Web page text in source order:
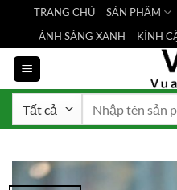
nội
dung
TRANG CHỦ SẢN PHẨM
ÁNH SÁNG XANH
KÍNH